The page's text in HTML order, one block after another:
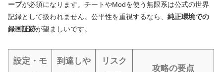
ープが必須になります。チートやModを使う無限系は公式の世界
記録として扱われません。公平性を重視するなら、 純正環境での
録画証跡が望ましいです。
設定・モ
到達しや
リスク
攻略の要点